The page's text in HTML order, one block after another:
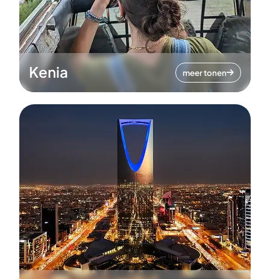
Kenia meer tonen